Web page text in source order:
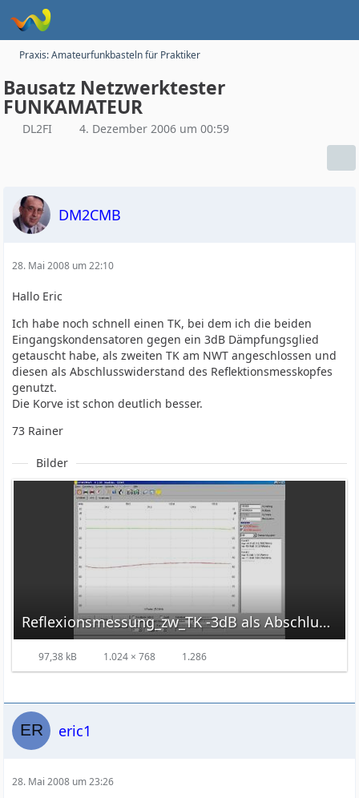
Praxis: Amateurfunkbasteln für Praktiker
Bausatz Netzwerktester
FUNKAMATEUR
DL2FI 4. Dezember 2006 um 00:59
DM2CMB
28. Mai 2008 um 22:10
Hallo Eric
Ich habe noch schnell einen TK, bei dem ich die beiden
Eingangskondensatoren gegen ein 3dB Dämpfungsglied
getauscht habe, als zweiten TK am NWT angeschlossen und
diesen als Abschlusswiderstand des Reflektionsmesskopfes
genutzt.
Die Korve ist schon deutlich besser.
73 Rainer
Bilder
Reflexionsmessung_zw_TK -3dB als Abschluss.jpg
97,38 kB 1.024 × 768 1.286
eric1
28. Mai 2008 um 23:26